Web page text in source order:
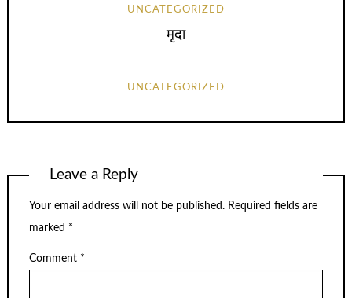
UNCATEGORIZED
मृदा
UNCATEGORIZED
Leave a Reply
Your email address will not be published. Required fields are
marked *
Comment *